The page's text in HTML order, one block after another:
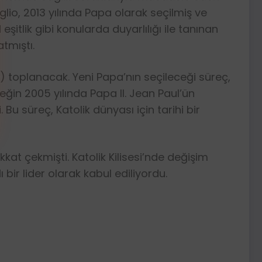
2013 yılında Papa olarak seçilmiş ve
gibi konularda duyarlılığı ile tanınan
Yeni Papa’nın seçileceği süreç,
2005 yılında Papa II. Jean Paul’ün
süreç, Katolik dünyası için tarihi bir
çekmişti. Katolik Kilisesi’nde değişim
bir lider olarak kabul ediliyordu.